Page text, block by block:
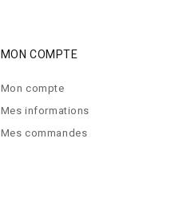
MON COMPTE
Mon compte
Mes informations
Mes commandes